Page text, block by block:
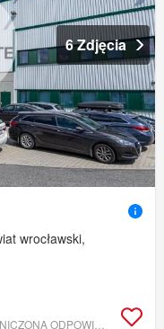
6 Zdjęcia
wrocławski,